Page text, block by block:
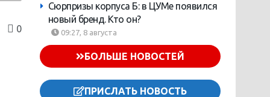
0
Сюрпризы корпуса Б: в ЦУМе появился
новый бренд. Кто он?
09:27, 8 августа
БОЛЬШЕ НОВОСТЕЙ
ПРИСЛАТЬ НОВОСТЬ